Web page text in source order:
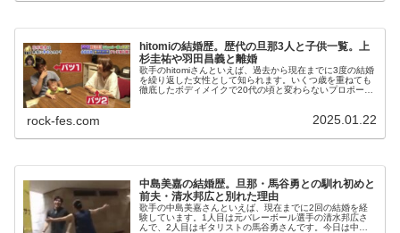
hitomiの結婚歴。歴代の旦那3人と子供一覧。上
杉圭祐や羽田昌義と離婚
歌手のhitomiさんといえば、過去から現在までに3度の結婚
を繰り返した女性として知られます。いくつ歳を重ねても
徹底したボディメイクで20代の頃と変わらないプロポーシ
rock-fes.com 2025.01.22
中島美嘉の結婚歴。旦那・馬谷勇との馴れ初めと
前夫・清水邦広と別れた理由
歌手の中島美嘉さんといえば、現在までに2回の結婚を経
験しています。1人目は元バレーボール選手の清水邦広さ
んで、2人目はギタリストの馬谷勇さんです。今日は中島